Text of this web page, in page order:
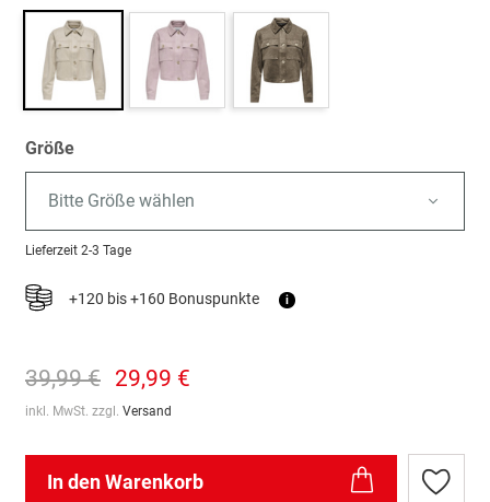
Größe
Bitte Größe wählen
Lieferzeit 2-3 Tage
+120 bis +160 Bonuspunkte i
39,99 € 29,99 €
inkl. MwSt. zzgl. Versand
In den Warenkorb
Zur